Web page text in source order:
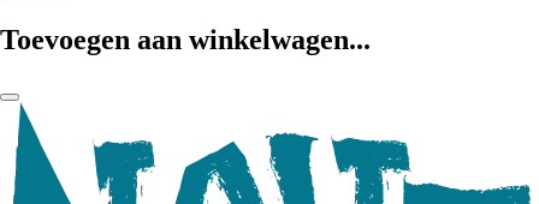
Toevoegen aan winkelwagen...